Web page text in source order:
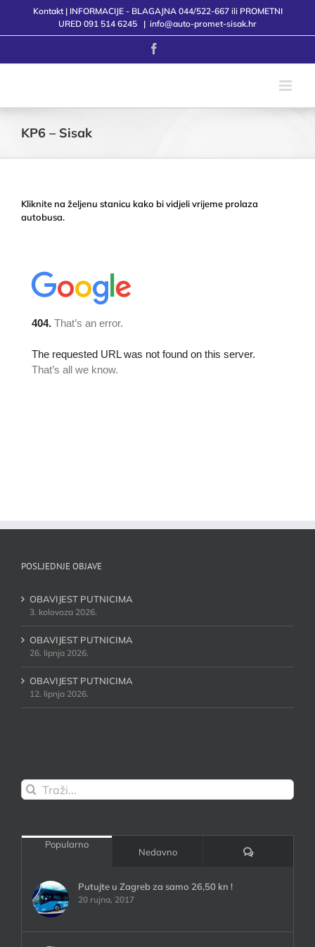
Kontakt | INFORMACIJE - BLAGAJNA 044/522-667 ili PROMETNI
URED 091 514 6245
| info@auto-promet-sisak.hr
KP6 – Sisak
Kliknite na željenu stanicu kako bi vidjeli vrijeme prolaza
autobusa.
POSLJEDNJE OBJAVE
OBAVIJEST PUTNICIMA
3. kolovoza 2026.
OBAVIJEST PUTNICIMA
26. lipnja 2026.
OBAVIJEST PUTNICIMA
12. lipnja 2026.
Traži...
Popularno
Nedavno Komentari:
Putujte u Zagreb za samo 26,50 kn !
20 rujna, 2017